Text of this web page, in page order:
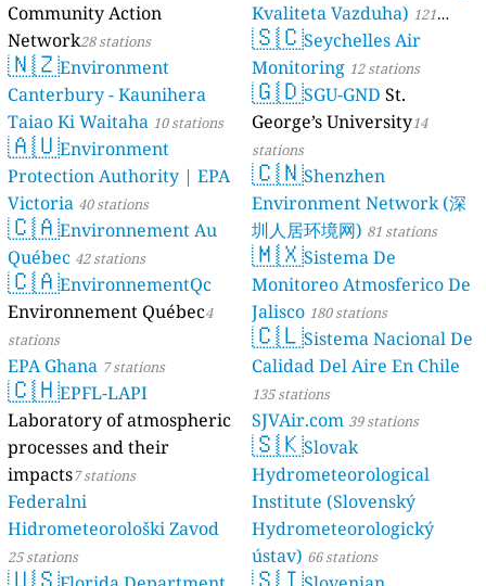
Community Action
Network28 stations
🇳🇿Environment
Canterbury - Kaunihera
Taiao Ki Waitaha 10 stations
🇦🇺Environment
Protection Authority | EPA
Victoria 40 stations
🇨🇦Environnement Au
Québec 42 stations
🇨🇦EnvironnementQc
Environnement Québec4
stations
EPA Ghana 7 stations
🇨🇭EPFL-LAPI
Laboratory of atmospheric
processes and their
impacts7 stations
Federalni
Hidrometeorološki Zavod
25 stations
Kvaliteta Vazduha) 121
stations
🇸🇨Seychelles Air
Monitoring 12 stations
🇬🇩SGU-GND St.
George’s University14
stations
🇨🇳Shenzhen
Environment Network (深
圳人居环境网) 81 stations
🇲🇽Sistema De
Monitoreo Atmosferico De
Jalisco 180 stations
🇨🇱Sistema Nacional De
Calidad Del Aire En Chile
135 stations
SJVAir.com 39 stations
🇸🇰Slovak
Hydrometeorological
Institute (Slovenský
Hydrometeorologický
ústav) 66 stations